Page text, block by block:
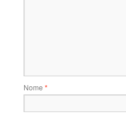
Nome *